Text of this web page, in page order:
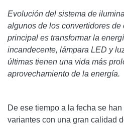
Evolución del sistema de
algunos de los convertidores de
principal es transformar la
incandecente, lámpara LED y
últimas tienen una vida más
aprovechamiento de la energía.
De ese tiempo a la fecha se
variantes con una gran calidad